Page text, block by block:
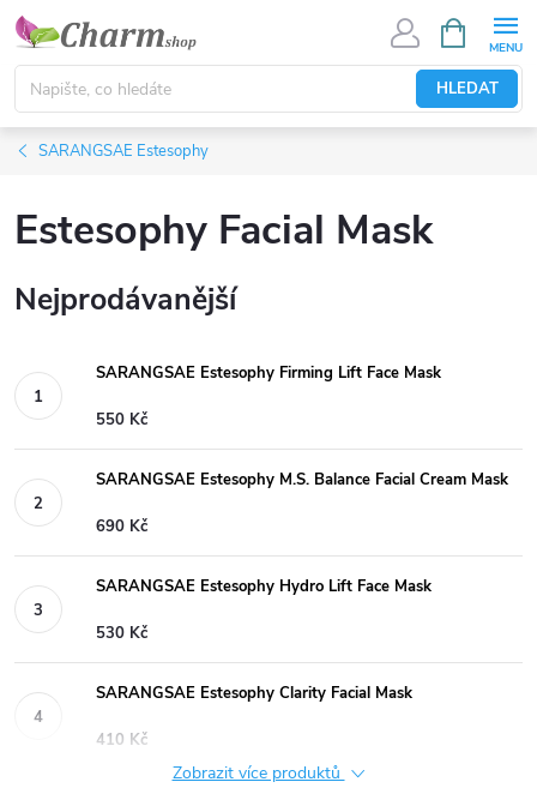
Přejít
obsah
HLEDAT
NÁKUPNÍ
KOŠÍK
SARANGSAE Estesophy
Estesophy Facial Mask
Nejprodávanější
SARANGSAE Estesophy Firming Lift Face Mask
550 Kč
SARANGSAE Estesophy M.S. Balance Facial Cream Mask
690 Kč
SARANGSAE Estesophy Hydro Lift Face Mask
530 Kč
SARANGSAE Estesophy Clarity Facial Mask
410 Kč
Zobrazit více produktů